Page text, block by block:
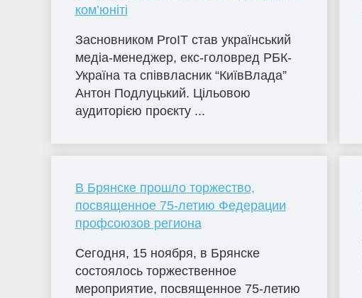
ком’юніті
Засновником ProIT став український
медіа-менеджер, екс-головред РБК-
Україна та співвласник “КиївВлада”
Антон Подлуцький. Цільовою
аудиторією проєкту ...
В Брянске прошло торжество,
посвященное 75-летию Федерации
профсоюзов региона
Сегодня, 15 ноября, в Брянске
состоялось торжественное
мероприятие, посвященное 75-летию